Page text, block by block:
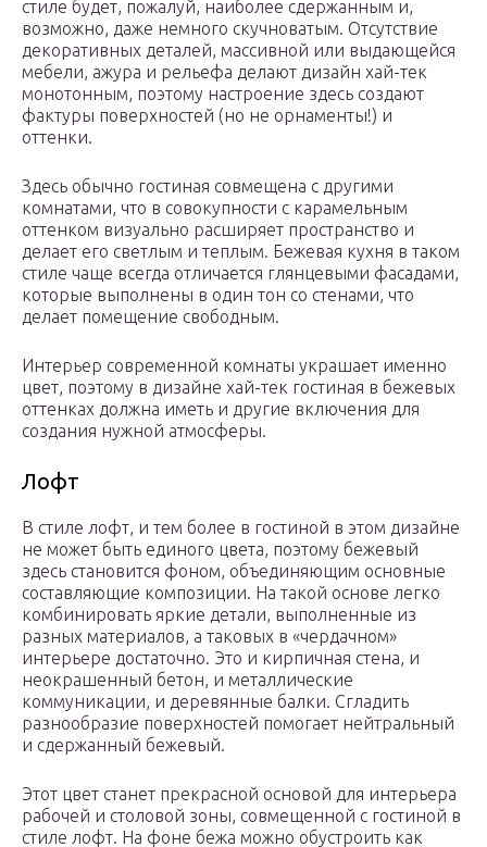
стиле будет, пожалуй, наиболее сдержанным и,
возможно, даже немного скучноватым. Отсутствие
декоративных деталей, массивной или выдающейся
мебели, ажура и рельефа делают дизайн хай-тек
монотонным, поэтому настроение здесь создают
фактуры поверхностей (но не орнаменты!) и
оттенки.
Здесь обычно гостиная совмещена с другими
комнатами, что в совокупности с карамельным
оттенком визуально расширяет пространство и
делает его светлым и теплым. Бежевая кухня в таком
стиле чаще всегда отличается глянцевыми фасадами,
которые выполнены в один тон со стенами, что
делает помещение свободным.
Интерьер современной комнаты украшает именно
цвет, поэтому в дизайне хай-тек гостиная в бежевых
оттенках должна иметь и другие включения для
создания нужной атмосферы.
Лофт
В стиле лофт, и тем более в гостиной в этом дизайне
не может быть единого цвета, поэтому бежевый
здесь становится фоном, объединяющим основные
составляющие композиции. На такой основе легко
комбинировать яркие детали, выполненные из
разных материалов, а таковых в «чердачном»
интерьере достаточно. Это и кирпичная стена, и
неокрашенный бетон, и металлические
коммуникации, и деревянные балки. Сгладить
разнообразие поверхностей помогает нейтральный
и сдержанный бежевый.
Этот цвет станет прекрасной основой для интерьера
рабочей и столовой зоны, совмещенной с гостиной в
стиле лофт. На фоне бежа можно обустроить как